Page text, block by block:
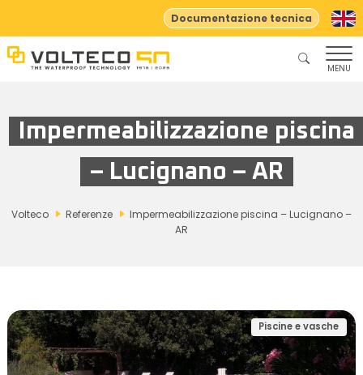
Documentazione tecnica
MENU
Impermeabilizzazione piscina
– Lucignano – AR
Volteco Referenze
Impermeabilizzazione piscina – Lucignano –
AR
Piscine e vasche